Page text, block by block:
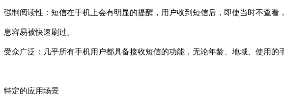
强制阅读性：短信在手机上会有明显的提醒，用户收到短信后，即使当时不查
息容易被快速刷过。
受众广泛：几乎所有手机用户都具备接收短信的功能，无论年龄、地域、使用
特定的应用场景